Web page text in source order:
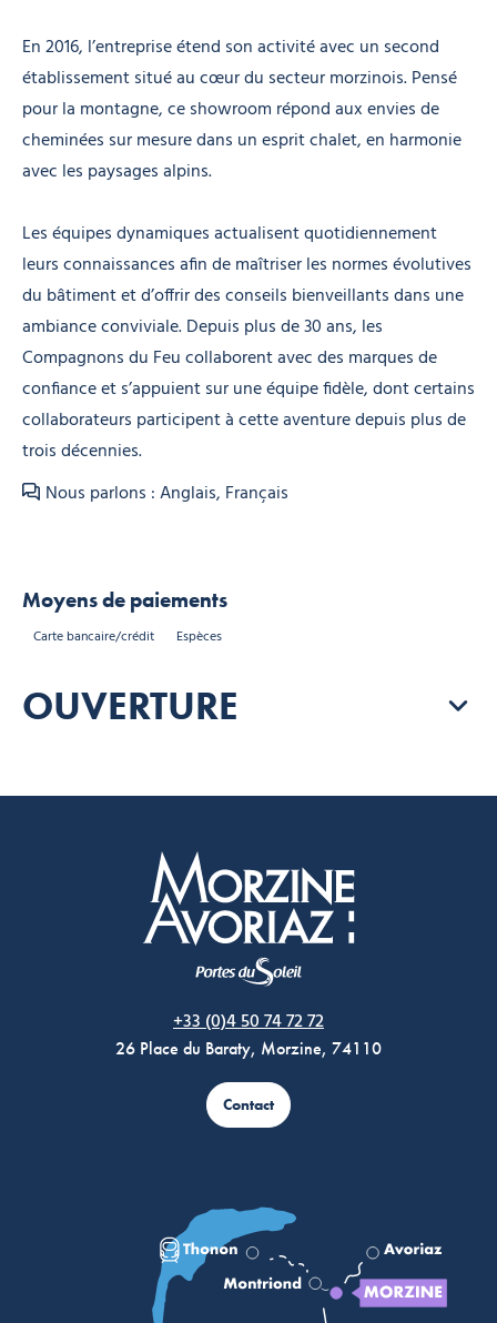
En 2016, l’entreprise étend son activité avec un second
établissement situé au cœur du secteur morzinois. Pensé
pour la montagne, ce showroom répond aux envies de
cheminées sur mesure dans un esprit chalet, en harmonie
avec les paysages alpins.
Les équipes dynamiques actualisent quotidiennement
leurs connaissances afin de maîtriser les normes évolutives
du bâtiment et d’offrir des conseils bienveillants dans une
ambiance conviviale. Depuis plus de 30 ans, les
Compagnons du Feu collaborent avec des marques de
confiance et s’appuient sur une équipe fidèle, dont certains
collaborateurs participent à cette aventure depuis plus de
trois décennies.
Nous parlons : Anglais, Français
Moyens de paiements
Carte bancaire/crédit Espèces
OUVERTURE
+33 (0)4 50 74 72 72
26 Place du Baraty, Morzine, 74110
Contact